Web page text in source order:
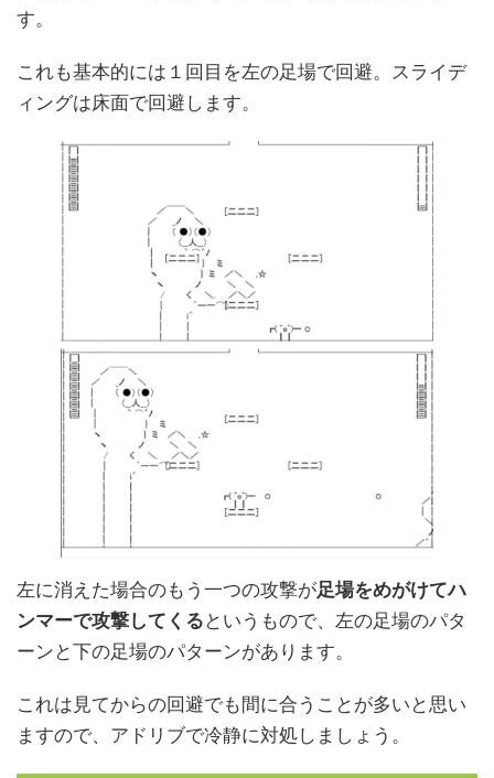
す。
これも基本的には１回目を左の足場で回避。スライデ
ィングは床面で回避します。
左に消えた場合のもう一つの攻撃が足場をめがけてハ
ンマーで攻撃してくる というもので、左の足場のパタ
ーンと下の足場のパターンがあります。
これは見てからの回避でも間に合うことが多いと思い
ますので、アドリブで冷静に対処しましょう。